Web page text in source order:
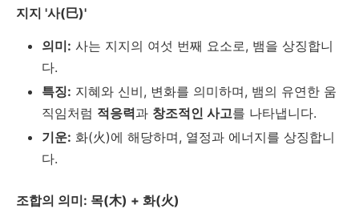
지지 '사(巳)'
의미: 사는 지지의 여섯 번째 요소로, 뱀을 상징합니
다.
특징: 지혜와 신비, 변화를 의미하며, 뱀의 유연한 움
직임처럼 적응력과 창조적인 사고를 나타냅니다.
기운: 화(火)에 해당하며, 열정과 에너지를 상징합니
다.
조합의 의미: 목(木) + 화(火)